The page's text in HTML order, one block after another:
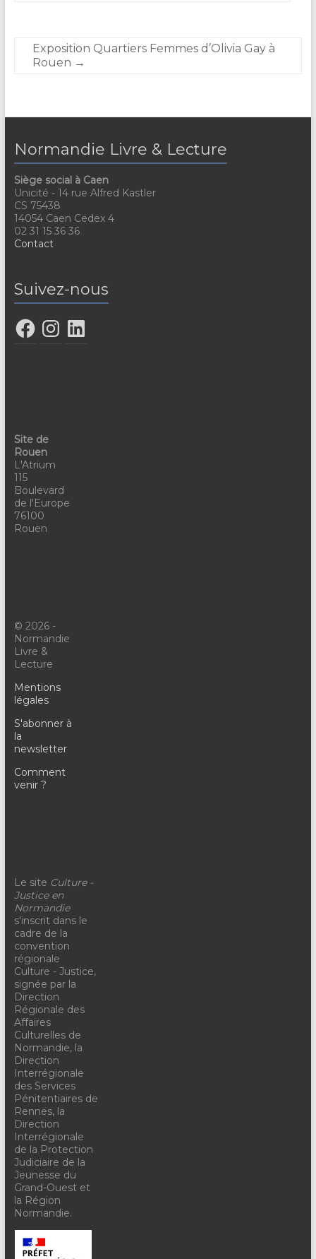
Exposition Quartiers Femmes d’Olivia Gay à
Rouen →
Normandie Livre & Lecture
Siège social à Caen
Unicité - 14 rue Alfred Kastler
CS 75438
14054 Caen Cedex 4
02 31 15 36 36
Contact
Suivez-nous
Site de
Rouen
L'Atrium
115
Boulevard
de l'Europe
76100
Rouen
© 2026 -
Normandie
Livre &
Lecture
Mentions
légales
S'abonner à
la
newsletter
Comment
venir ?
Le site Culture -
Justice en
Normandie
s'inscrit dans le
cadre de la
convention
régionale
Culture - Justice,
signée par la
Direction
Régionale des
Affaires
Culturelles de
Normandie, la
Direction
Interrégionale
des Services
Pénitentiaires de
Rennes, la
Direction
Interrégionale
de la Protection
Judiciaire de la
Jeunesse du
Grand-Ouest et
la Région
Normandie.